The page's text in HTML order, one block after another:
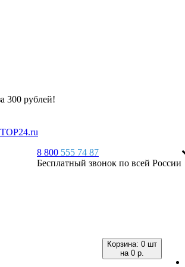
300 рублей!
8 800 555 74 87
Бесплатный звонок по всей России
Корзина: 0 шт
на 0 р.